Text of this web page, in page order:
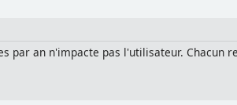
par an n'impacte pas l'utilisateur.